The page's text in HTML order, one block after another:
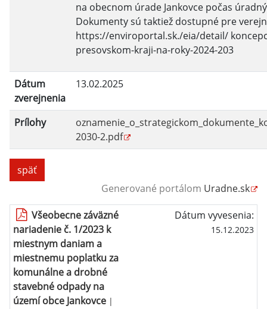
na obecnom úrade Jankovce počas
Dokumenty sú taktiež dostupné pre
https://enviroportal.sk./eia/detail/
presovskom-kraji-na-roky-2024-203
Dátum
zverejnenia
13.02.2025
Prílohy
2030-2.pdf
späť
Generované portálom Uradne.sk
Všeobecne záväzné
nariadenie č. 1/2023 k
miestnym daniam a
miestnemu poplatku za
komunálne a drobné
stavebné odpady na
území obce Jankovce |
Dátum vyvesenia:
15.12.2023